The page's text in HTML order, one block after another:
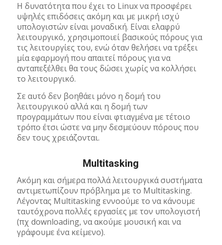
Η δυνατότητα που έχει το Linux να προσφέρει
υψηλές επιδόσεις ακόμη και με μικρή ισχύ
υπολογιστών είναι μοναδική. Είναι ελαφρύ
λειτουργικό, χρησιμοποιεί βασικούς πόρους για
τις λειτουργίες του, ενώ όταν θελήσει να τρέξει
μία εφαρμογή που απαιτεί πόρους για να
ανταπεξέλθει θα τους δώσει χωρίς να κολλήσει
το λειτουργικό.
Σε αυτό δεν βοηθάει μόνο η δομή του
λειτουργικού αλλά και η δομή των
προγραμμάτων που είναι φτιαγμένα με τέτοιο
τρόπο έτσι ώστε να μην δεσμεύουν πόρους που
δεν τους χρειάζονται.
Multitasking
Ακόμη και σήμερα πολλά λειτουργικά συστήματα
αντιμετωπίζουν πρόβλημα με το Multitasking.
Λέγοντας Multitasking εννοούμε το να κάνουμε
ταυτόχρονα πολλές εργασίες με τον υπολογιστή
(πχ downloading, να ακούμε μουσική και να
γράφουμε ένα κείμενο).